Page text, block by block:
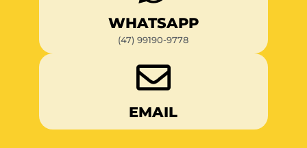
WHATSAPP
(47) 99190-9778
EMAIL